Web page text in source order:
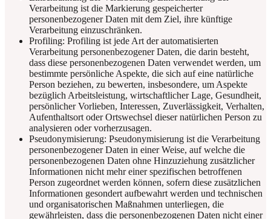
Verarbeitung ist die Markierung gespeicherter
personenbezogener Daten mit dem Ziel, ihre künftige
Verarbeitung einzuschränken.
Profiling: Profiling ist jede Art der automatisierten
Verarbeitung personenbezogener Daten, die darin besteht,
dass diese personenbezogenen Daten verwendet werden, um
bestimmte persönliche Aspekte, die sich auf eine natürliche
Person beziehen, zu bewerten, insbesondere, um Aspekte
bezüglich Arbeitsleistung, wirtschaftlicher Lage, Gesundheit,
persönlicher Vorlieben, Interessen, Zuverlässigkeit, Verhalten,
Aufenthaltsort oder Ortswechsel dieser natürlichen Person zu
analysieren oder vorherzusagen.
Pseudonymisierung: Pseudonymisierung ist die Verarbeitung
personenbezogener Daten in einer Weise, auf welche die
personenbezogenen Daten ohne Hinzuziehung zusätzlicher
Informationen nicht mehr einer spezifischen betroffenen
Person zugeordnet werden können, sofern diese zusätzlichen
Informationen gesondert aufbewahrt werden und technischen
und organisatorischen Maßnahmen unterliegen, die
gewährleisten, dass die personenbezogenen Daten nicht einer